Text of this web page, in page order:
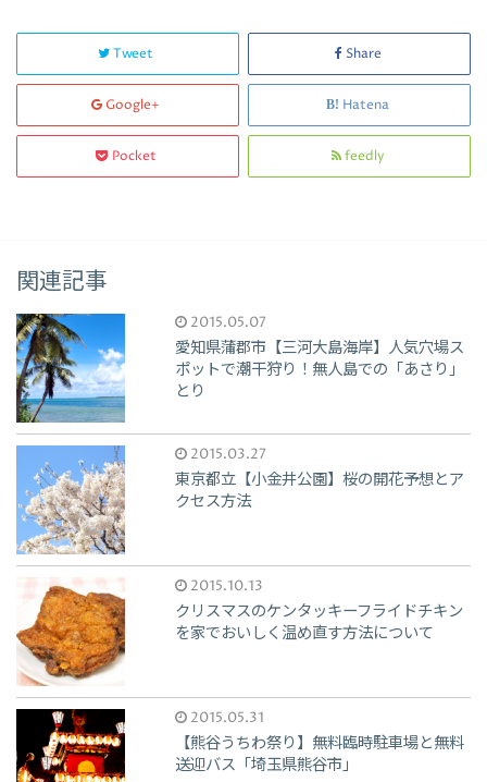
Tweet Share
Google+ Hatena
Pocket feedly
関連記事
2015.05.07
愛知県蒲郡市【三河大島海岸】人気穴場ス
ポットで潮干狩り！無人島での「あさり」
とり
2015.03.27
東京都立【小金井公園】桜の開花予想とア
クセス方法
2015.10.13
クリスマスのケンタッキーフライドチキン
を家でおいしく温め直す方法について
2015.05.31
【熊谷うちわ祭り】無料臨時駐車場と無料
送迎バス「埼玉県熊谷市」